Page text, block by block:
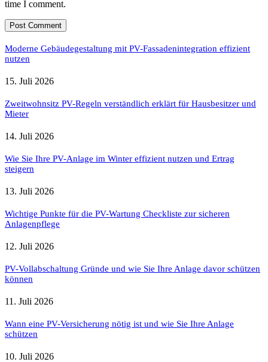
time I comment.
Moderne Gebäudegestaltung mit PV-Fassadenintegration effizient
nutzen
15. Juli 2026
Zweitwohnsitz PV-Regeln verständlich erklärt für Hausbesitzer und
Mieter
14. Juli 2026
Wie Sie Ihre PV-Anlage im Winter effizient nutzen und Ertrag
steigern
13. Juli 2026
Wichtige Punkte für die PV-Wartung Checkliste zur sicheren
Anlagenpflege
12. Juli 2026
PV-Vollabschaltung Gründe und wie Sie Ihre Anlage davor schützen
können
11. Juli 2026
Wann eine PV-Versicherung nötig ist und wie Sie Ihre Anlage
schützen
10. Juli 2026